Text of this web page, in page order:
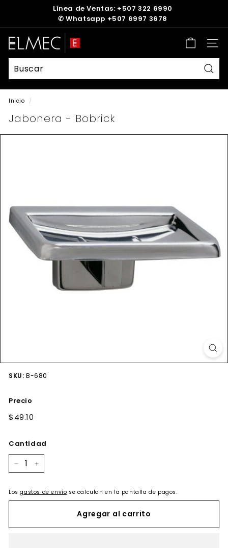
diapositivas
pausa
Línea de Ventas: +507 322 6990
✆ Whatsapp +507 6997 3678
E
L
M
E
C
Inicio /
Jabonera - Bobrick
SKU: B-680
Precio
Precio
$49.10
Cantidad
Losgastos de envío se calculan en la pantalla de pagos.
Agregar al carrito